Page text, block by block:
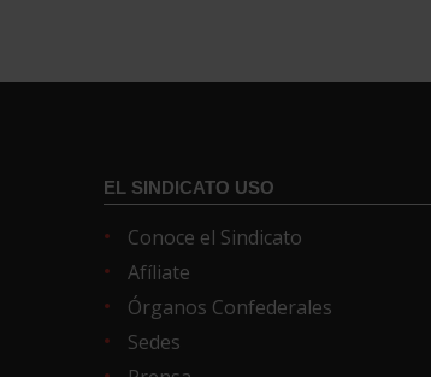
EL SINDICATO USO
Conoce el Sindicato
Afíliate
Órganos Confederales
Sedes